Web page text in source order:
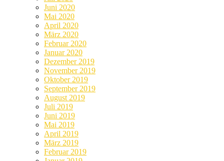
Juni 2020
Mai 2020
April 2020
März 2020
Februar 2020
Januar 2020
Dezember 2019
November 2019
Oktober 2019
September 2019
August 2019
Juli 2019
Juni 2019
Mai 2019
April 2019
März 2019
Februar 2019